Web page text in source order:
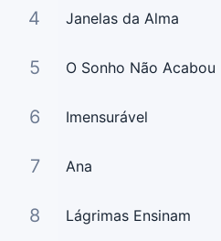
4 Janelas da Alma
5 O Sonho Não Acabou
6 Imensurável
7 Ana
8 Lágrimas Ensinam